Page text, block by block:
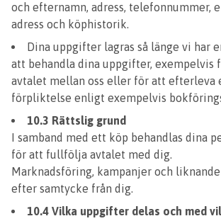
och efternamn, adress, telefonnummer,
adress och köphistorik.
Dina uppgifter lagras så länge vi har
att behandla dina uppgifter,
avtalet mellan oss eller för att efterleva
förpliktelse enligt exempelvis
10.3 Rättslig grund
I samband med ett köp behandlas dina
för att fullfölja avtalet med dig.
Marknadsföring, kampanjer och
efter samtycke från dig.
10.4 Vilka uppgifter delas och med